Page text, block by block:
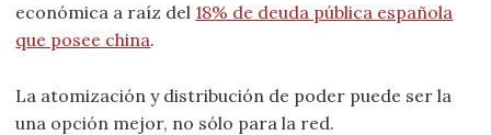
económica a raíz del 18% de deuda pública española
que posee china.
La atomización y distribución de poder puede ser la
una opción mejor, no sólo para la red.